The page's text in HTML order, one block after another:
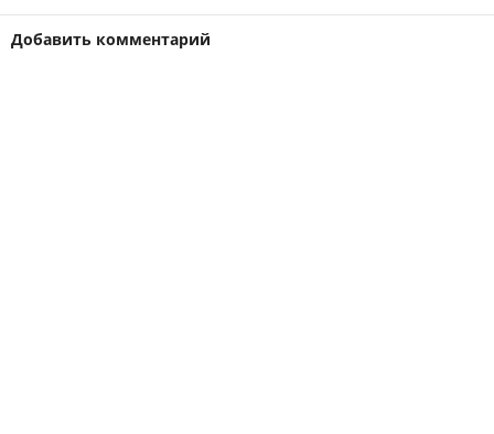
Добавить комментарий